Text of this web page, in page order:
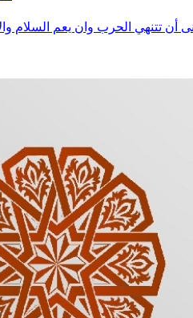
تتنهي الحرب وان يعم السلام